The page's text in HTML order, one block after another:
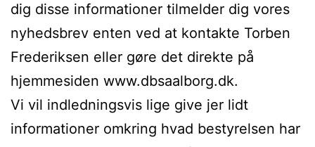
dig disse informationer tilmelder dig vores
nyhedsbrev enten ved at kontakte Torben
Frederiksen eller gøre det direkte på
hjemmesiden www.dbsaalborg.dk.
Vi vil indledningsvis lige give jer lidt
informationer omkring hvad bestyrelsen har